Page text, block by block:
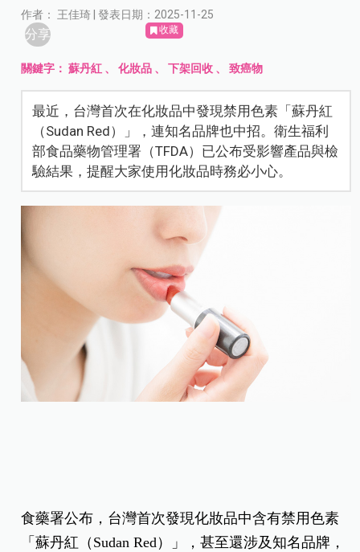
作者： 王佳琦 | 發表日期：2025-11-25
分享 收藏
關鍵字：蘇丹紅 、化妝品 、下架回收 、致癌物
最近，台灣首次在化妝品中發現禁用色素「蘇丹紅
（Sudan Red）」，連知名品牌也中招。衛生福利
部食品藥物管理署（TFDA）已公布受影響產品與檢
驗結果，提醒大家使用化妝品時務必小心。
食藥署公布，台灣首次發現化妝品中含有禁用色素
「蘇丹紅（Sudan Red）」，甚至還涉及知名品牌，